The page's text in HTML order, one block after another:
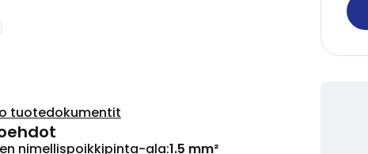
tuotedokumentit
nimellispoikkipinta-ala:1.5 mm²